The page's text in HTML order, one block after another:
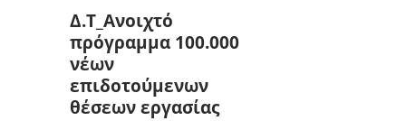
Δ.Τ_Ανοιχτό
πρόγραμμα 100.000
νέων
επιδοτούμενων
θέσεων εργασίας